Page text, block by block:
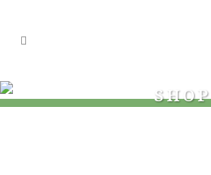
SHOP